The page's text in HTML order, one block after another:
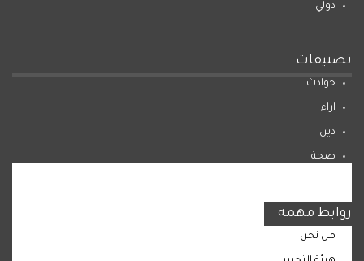
دولي
تصنيفات
حوادث
اراء
دين
صحة
روابط مهمة
من نحن